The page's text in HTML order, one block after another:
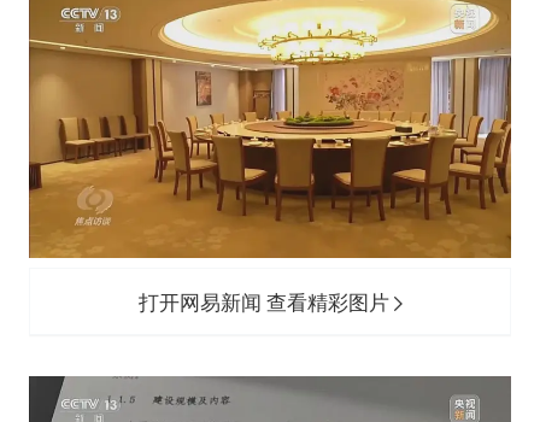
打开网易新闻 查看精彩图片